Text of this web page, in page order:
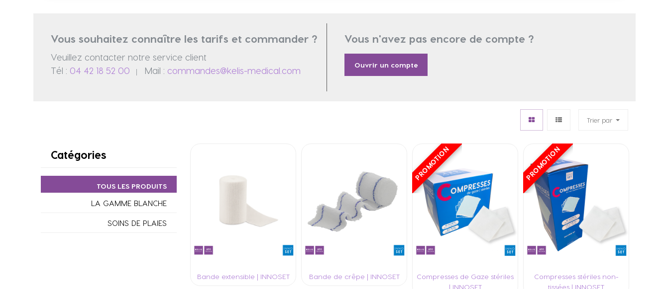
Vous souhaitez connaître les tarifs et commander ?
Veuillez contacter notre service client
Tél : 04 42 18 52 00 | Mail : commandes@kelis-medical.com
Vous n'avez pas encore de compte ?
Ouvrir un compte
Trier par
Catégories
TOUS LES PRODUITS
LA GAMME BLANCHE
SOINS DE PLAIES
Bande extensible | INNOSET Bande de crêpe | INNOSET
PROMOTION
Compresses de Gaze stériles
| INNOSET
PROMOTION
Compresses stériles non-
tissées | INNOSET